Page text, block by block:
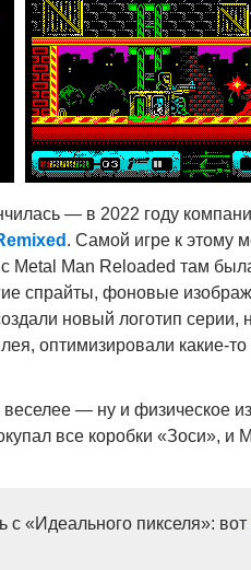
— в 2022 году
. Самой игре к этому
Metal Man Reloaded там
спрайты, фоновые
новый логотип серии,
оптимизировали какие-
— ну и физическое
все коробки «Зоси», и
с «Идеального пикселя»: вот